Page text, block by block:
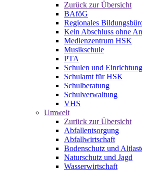
Zurück zur Übersicht
BAföG
Regionales
Kein Abschluss ohne
Medienzentrum HSK
Musikschule
PTA
Schulen und
Schulamt für HSK
Schulberatung
Schulverwaltung
VHS
Umwelt
Zurück zur Übersicht
Abfallentsorgung
Abfallwirtschaft
Bodenschutz und
Naturschutz und Jagd
Wasserwirtschaft